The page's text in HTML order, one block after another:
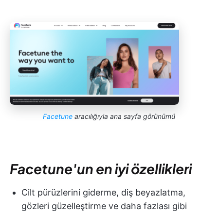
Facetune aracılığıyla ana sayfa görünümü
Facetune'un en iyi özellikleri
Cilt pürüzlerini giderme, diş beyazlatma,
gözleri güzelleştirme ve daha fazlası gibi